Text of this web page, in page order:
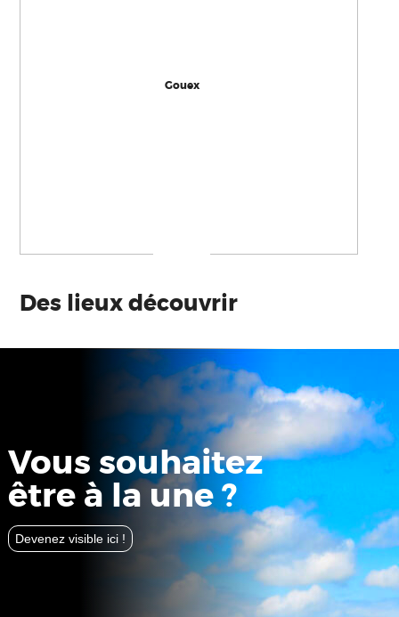
Gouex
Des lieux découvrir
Vous souhaitez
être à la une ?
Devenez visible ici !